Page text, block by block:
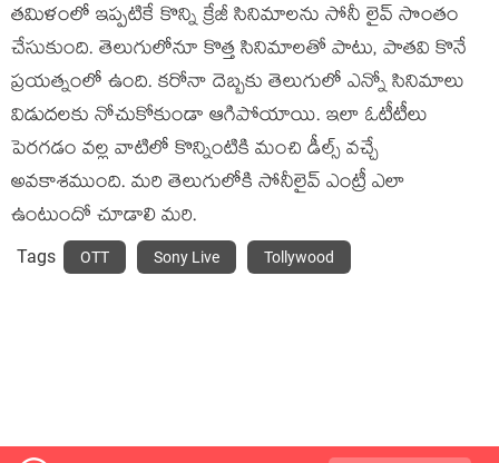
త‌మిళంలో ఇప్ప‌టికే కొన్ని క్రేజీ సినిమాల‌ను సోనీ లైవ్ సొంతం
చేసుకుంది. తెలుగులోనూ కొత్త సినిమాల‌తో పాటు, పాత‌వి కొనే
ప్ర‌య‌త్నంలో ఉంది. క‌రోనా దెబ్బ‌కు తెలుగులో ఎన్నో సినిమాలు
విడుద‌ల‌కు నోచుకోకుండా ఆగిపోయాయి. ఇలా ఓటీటీలు
పెర‌గ‌డం వ‌ల్ల‌ వాటిలో కొన్నింటికి మంచి డీల్స్ వ‌చ్చే
అవ‌కాశ‌ముంది. మ‌రి తెలుగులోకి సోనీలైవ్ ఎంట్రీ ఎలా
ఉంటుందో చూడాలి మ‌రి.
Tags OTT Sony Live Tollywood